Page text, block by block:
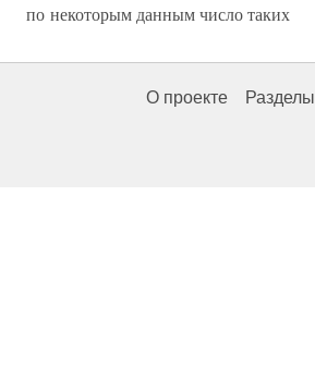
по некоторым данным число таких
О проекте Разделы